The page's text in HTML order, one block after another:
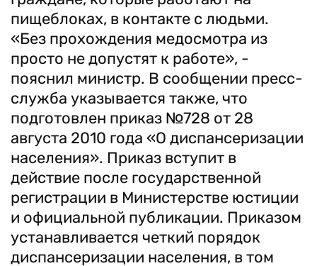
пищеблоках, в контакте с людьми.
«Без прохождения медосмотра из
просто не допустят к работе», -
пояснил министр. В сообщении пресс-
служба указывается также, что
подготовлен приказ №728 от 28
августа 2010 года «О диспансеризации
населения». Приказ вступит в
действие после государственной
регистрации в Министерстве юстиции
и официальной публикации. Приказом
устанавливается четкий порядок
диспансеризации населения, в том